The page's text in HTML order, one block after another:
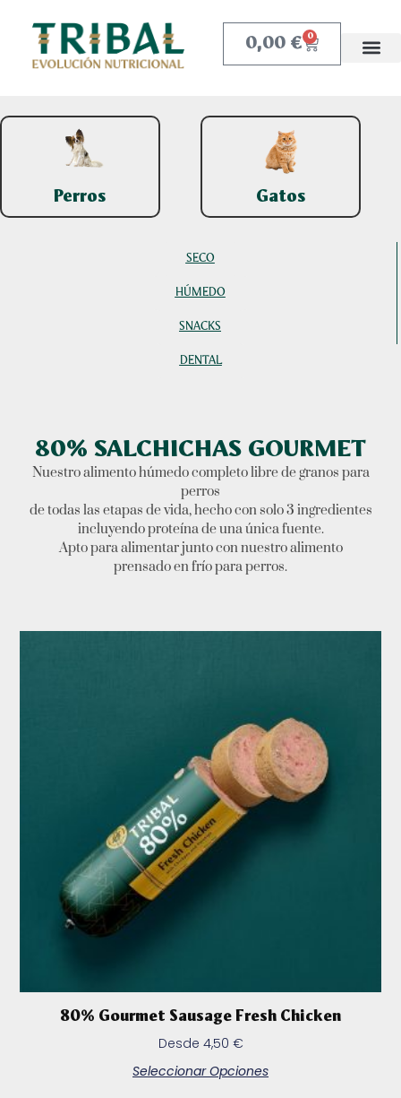
0,00€ 0
Perros Gatos
SECO
HÚMEDO
SNACKS
DENTAL
80% SALCHICHAS GOURMET
Nuestro alimento húmedo completo libre de granos para
perros
de todas las etapas de vida, hecho con solo 3 ingredientes
incluyendo proteína de una única fuente.
Apto para alimentar junto con nuestro alimento
prensado en frío para perros.
80% Gourmet Sausage Fresh Chicken
Desde 4,50 €
Seleccionar Opciones